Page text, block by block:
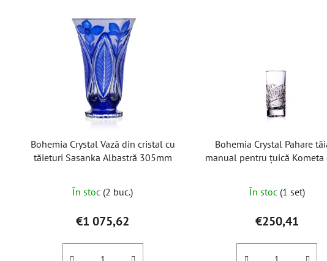
Bohemia Crystal Vazã din cristal cu
tăieturi Sasanka Albastră 305mm
În stoc (2 buc.)
€1 075,62
Bohemia Crystal Pahare
manual pentru țuică
În stoc (1 set)
€250,41